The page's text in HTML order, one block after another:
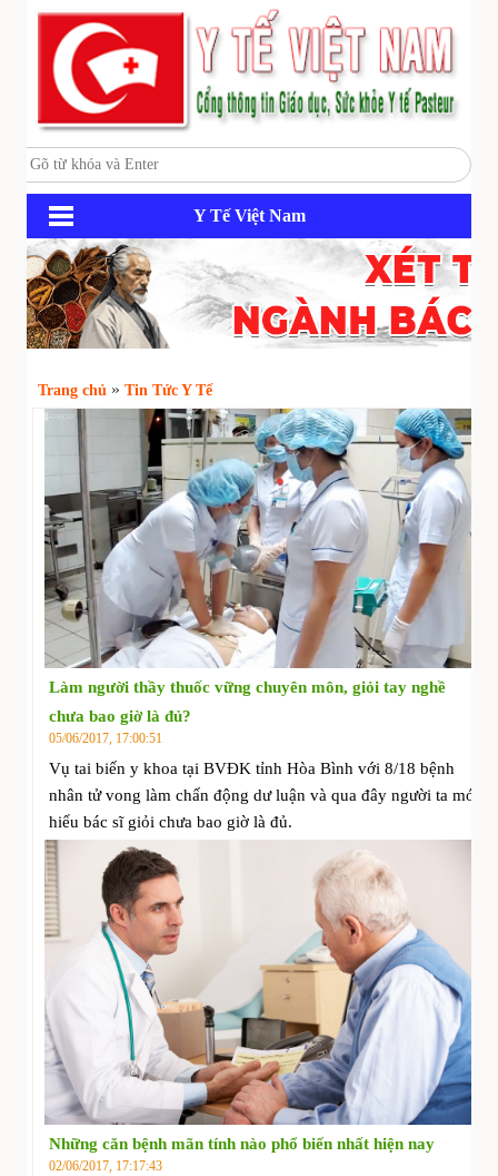
Y Tế Việt Nam
Trang chủ » Tin Tức Y Tế
Làm người thầy thuốc vững chuyên môn, giỏi tay nghề
chưa bao giờ là đủ?
05/06/2017, 17:00:51
Vụ tai biến y khoa tại BVĐK tỉnh Hòa Bình với 8/18 bệnh
nhân tử vong làm chấn động dư luận và qua đây người ta mới
hiểu bác sĩ giỏi chưa bao giờ là đủ.
Những căn bệnh mãn tính nào phổ biến nhất hiện nay
02/06/2017, 17:17:43